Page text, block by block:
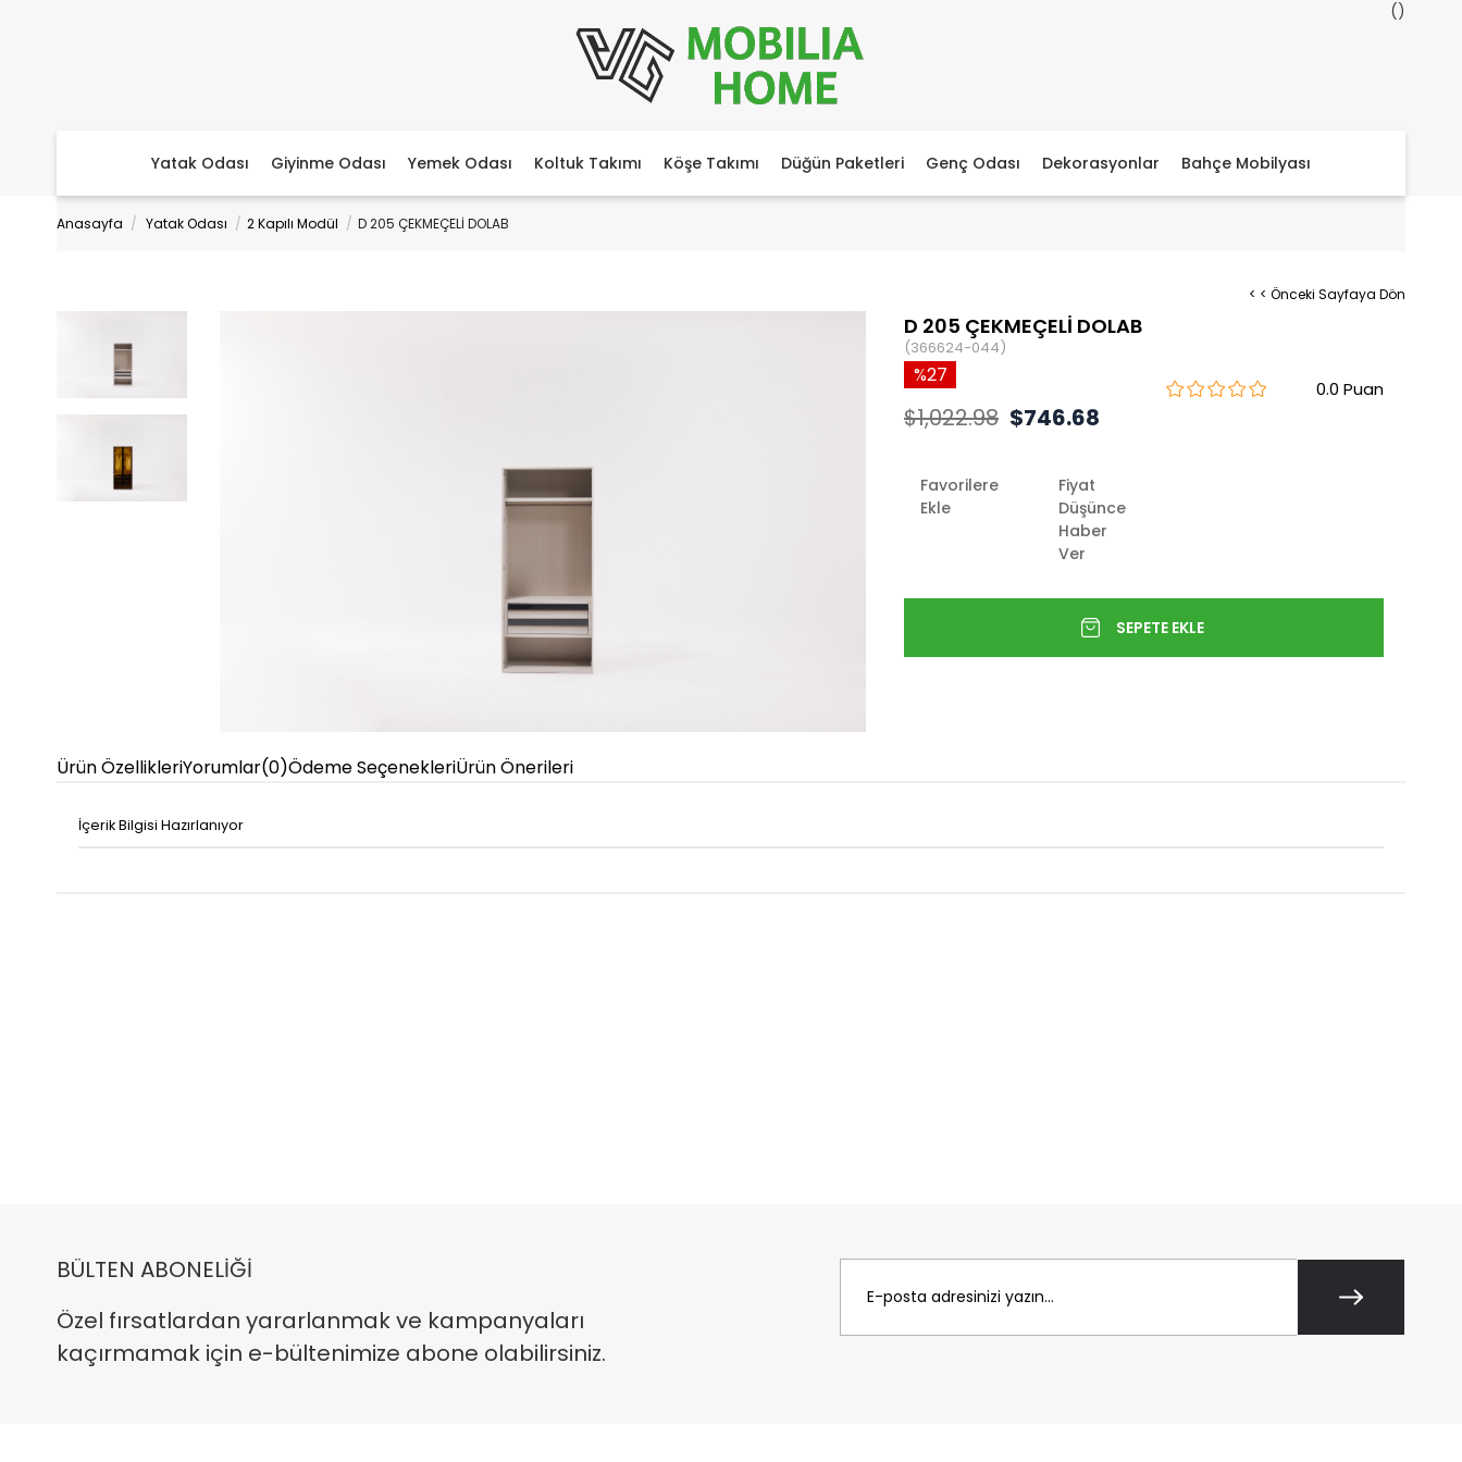
Yatak Odası Giyinme Odası Yemek Odası Koltuk Takımı Köşe Takımı Düğün Paketleri Genç Odası Dekorasyonlar Bahçe Mobilyası
Anasayfa Yatak Odası 2 Kapılı Modül D 205 ÇEKMEÇELİ DOLAB
< < Önceki Sayfaya Dön
D 205 ÇEKMEÇELİ DOLAB
(366624-044)
0.0
27
$1,022.98 $746.68
Favorilere
Ekle
Fiyat
Düşünce
Haber
Ver
Ürün ÖzellikleriYorumlar(0)Ödeme SeçenekleriÜrün Önerileri
İçerik Bilgisi Hazırlanıyor
BÜLTEN ABONELİĞİ
Özel fırsatlardan yararlanmak ve kampanyaları
kaçırmamak için e-bültenimize abone olabilirsiniz.